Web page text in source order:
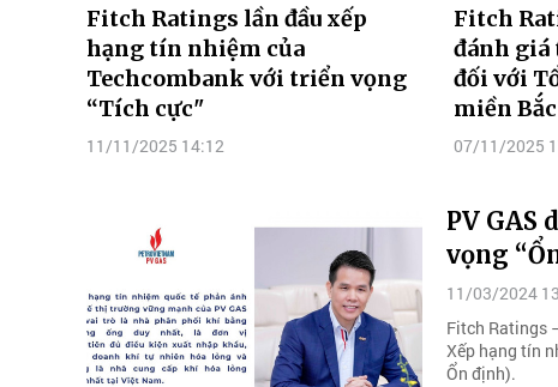
Fitch Ratings lần đầu xếp
hạng tín nhiệm của
Techcombank với triển vọng
“Tích cực"
11/11/2025 14:12
Fitch
đánh giá
đối với
miền
07/11/2025
PV GAS
vọng
11/03/2024
Fitch Ratings
Xếp hạng tín
Ổn định).